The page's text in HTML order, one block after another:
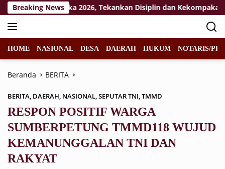
Langsung
ke
konten
Breaking News
Paskibraka 2026, Tekankan Disiplin dan Kekompakan Tim
HOME NASIONAL DESA DAERAH HUKUM NOTARIS/
Beranda BERITA
BERITA, DAERAH, NASIONAL,SEPUTAR TNI,TMMD
RESPON POSITIF WARGA
SUMBERPETUNG TMMD118 WUJUD
KEMANUNGGALAN TNI DAN
RAKYAT